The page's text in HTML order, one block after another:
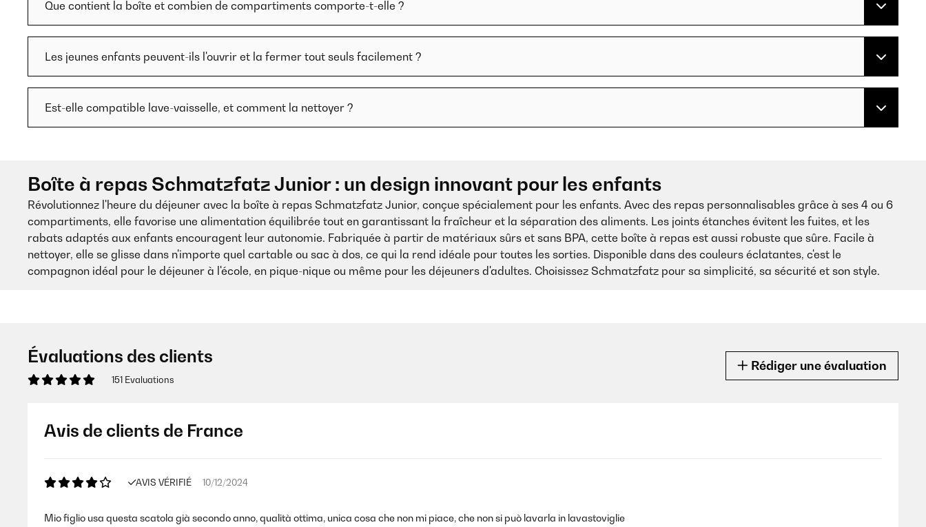
Que contient la boîte et combien de compartiments comporte-t-elle ?
Les jeunes enfants peuvent-ils l'ouvrir et la fermer tout seuls facilement ?
Est-elle compatible lave-vaisselle, et comment la nettoyer ?
Boîte à repas Schmatzfatz Junior : un design innovant pour les enfants
Révolutionnez l'heure du déjeuner avec la boîte à repas Schmatzfatz Junior, conçue spécialement pour les enfants. Avec des repas personnalisables grâce à ses 4 ou 6
compartiments, elle favorise une alimentation équilibrée tout en garantissant la fraîcheur et la séparation des aliments. Les joints étanches évitent les fuites, et les
rabats adaptés aux enfants encouragent leur autonomie. Fabriquée à partir de matériaux sûrs et sans BPA, cette boîte à repas est aussi robuste que sûre. Facile à
nettoyer, elle se glisse dans n'importe quel cartable ou sac à dos, ce qui la rend idéale pour toutes les sorties. Disponible dans des couleurs éclatantes, c'est le
compagnon idéal pour le déjeuner à l'école, en pique-nique ou même pour les déjeuners d'adultes. Choisissez Schmatzfatz pour sa simplicité, sa sécurité et son style.
Évaluations des clients
151 Evaluations
Rédiger une évaluation
Avis de clients de France
AVIS VÉRIFIÉ 10/12/2024
Mio figlio usa questa scatola già secondo anno, qualità ottima, unica cosa che non mi piace, che non si può lavarla in lavastoviglie